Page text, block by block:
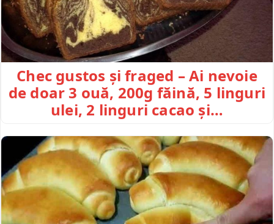
Chec gustos și fraged – Ai nevoie
de doar 3 ouă, 200g făină, 5 linguri
ulei, 2 linguri cacao și…